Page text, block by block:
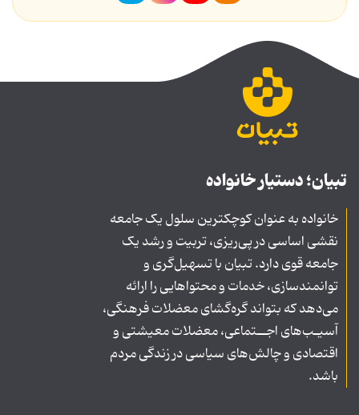
تبیان؛ دستیار خانواده
خانواده به عنوان کوچکترین سلول یک جامعه
نقشی اساسی در پی‌ریزی، تربیت و رشد یک
جامعه قوی دارد. تبیان با تسهیل‌گری و
توانمندسازی، خدمات و محتواهایی را ارائه
می‌دهد که بتواند گره‌گشای معضلات فرهنگی،
آسیـب‌های اجــتماعی، معضلات معیشتی و
اقتصادی و چالش‌های سیاسی در زندگی مردم
باشد.